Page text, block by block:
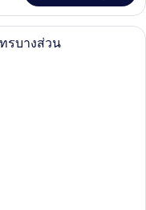
นอนป้องกันสารก่อภูมิแพ้, มินิบา
รบางส่วน